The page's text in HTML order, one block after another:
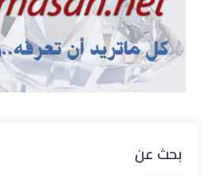
بحث عن